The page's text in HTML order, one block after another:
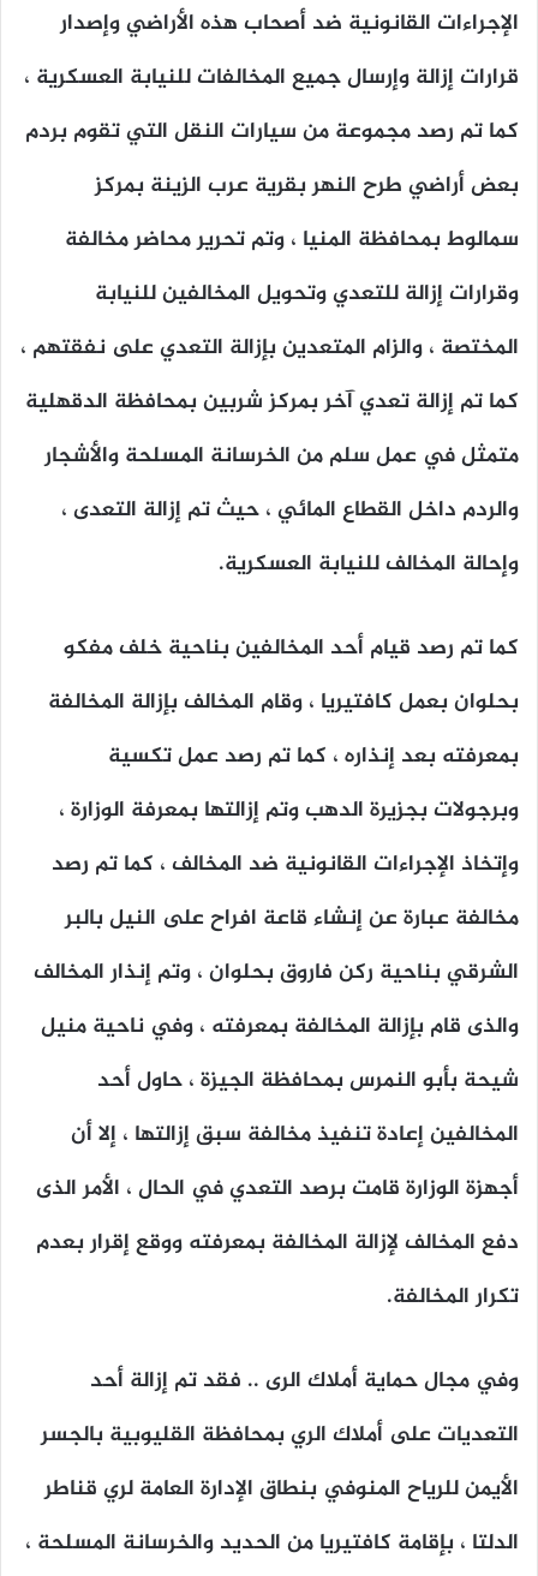
الإجراءات القانونية ضد أصحاب هذه الأراضي وإصدار
قرارات إزالة وإرسال جميع المخالفات للنيابة العسكرية ،
كما تم رصد مجموعة من سيارات النقل التي تقوم بردم
بعض أراضي طرح النهر بقرية عرب الزينة بمركز
سمالوط بمحافظة المنيا ، وتم تحرير محاضر مخالفة
وقرارات إزالة للتعدي وتحويل المخالفين للنيابة
المختصة ، والزام المتعدين بإزالة التعدي على نفقتهم ،
كما تم إزالة تعدي آخر بمركز شربين بمحافظة الدقهلية
متمثل في عمل سلم من الخرسانة المسلحة والأشجار
والردم داخل القطاع المائي ، حيث تم إزالة التعدى ،
وإحالة المخالف للنيابة العسكرية.
كما تم رصد قيام أحد المخالفين بناحية خلف مفكو
بحلوان بعمل كافتيريا ، وقام المخالف بإزالة المخالفة
بمعرفته بعد إنذاره ، كما تم رصد عمل تكسية
وبرجولات بجزيرة الدهب وتم إزالتها بمعرفة الوزارة ،
وإتخاذ الإجراءات القانونية ضد المخالف ، كما تم رصد
مخالفة عبارة عن إنشاء قاعة افراح على النيل بالبر
الشرقي بناحية ركن فاروق بحلوان ، وتم إنذار المخالف
والذى قام بإزالة المخالفة بمعرفته ، وفي ناحية منيل
شيحة بأبو النمرس بمحافظة الجيزة ، حاول أحد
المخالفين إعادة تنفيذ مخالفة سبق إزالتها ، إلا أن
أجهزة الوزارة قامت برصد التعدي في الحال ، الأمر الذى
دفع المخالف لإزالة المخالفة بمعرفته ووقع إقرار بعدم
تكرار المخالفة.
وفي مجال حماية أملاك الرى .. فقد تم إزالة أحد
التعديات على أملاك الري بمحافظة القليوبية بالجسر
الأيمن للرياح المنوفي بنطاق الإدارة العامة لري قناطر
الدلتا ، بإقامة كافتيريا من الحديد والخرسانة المسلحة ،